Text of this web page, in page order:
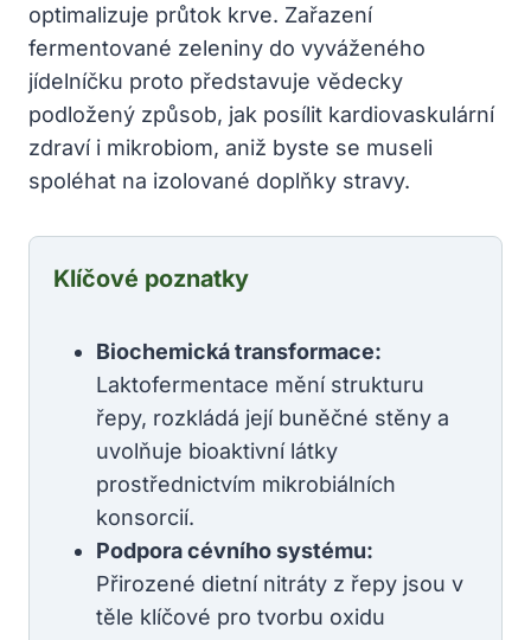
optimalizuje průtok krve. Zařazení
fermentované zeleniny do vyváženého
jídelníčku proto představuje vědecky
podložený způsob, jak posílit kardiovaskulární
zdraví i mikrobiom, aniž byste se museli
spoléhat na izolované doplňky stravy.
Klíčové poznatky
Biochemická transformace:
Laktofermentace mění strukturu
řepy, rozkládá její buněčné stěny a
uvolňuje bioaktivní látky
prostřednictvím mikrobiálních
konsorcií.
Podpora cévního systému:
Přirozené dietní nitráty z řepy jsou v
těle klíčové pro tvorbu oxidu